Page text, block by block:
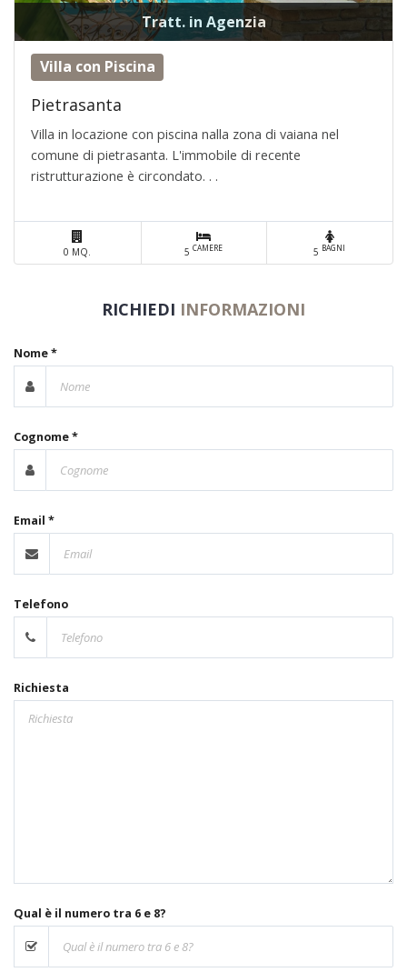
Tratt. in Agenzia
Villa con Piscina
Pietrasanta
Villa in locazione con piscina nalla zona di vaiana nel
comune di pietrasanta. L'immobile di recente
ristrutturazione è circondato. . .
0 MQ. 5CAMERE 5 BAGNI
RICHIEDI INFORMAZIONI
Nome *
Cognome *
Email *
Telefono
Richiesta
Qual è il numero tra 6 e 8?